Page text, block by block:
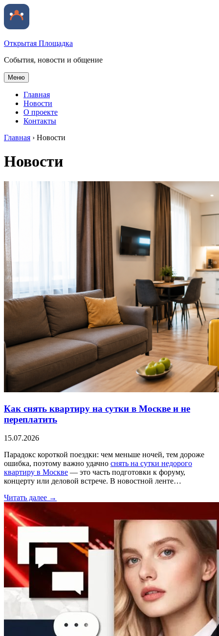
Открытая Площадка
События, новости и общение
Меню
Главная
Новости
О проекте
Контакты
Главная › Новости
Новости
Как снять квартиру на сутки в Москве и не
переплатить
15.07.2026
Парадокс короткой поездки: чем меньше ночей, тем дороже
ошибка, поэтому важно удачно снять на сутки недорого
квартиру в Москве — это часть подготовки к форуму,
концерту или деловой встрече. В новостной ленте…
Читать далее →